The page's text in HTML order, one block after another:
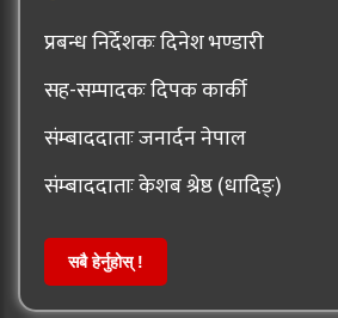
प्रबन्ध निर्देशकः दिनेश भण्डारी
सह-सम्पादकः दिपक कार्की
संम्बाददाताः जनार्दन नेपाल
संम्बाददाताः केशब श्रेष्ठ (धादिङ्)
सबै हेर्नुहोस् !